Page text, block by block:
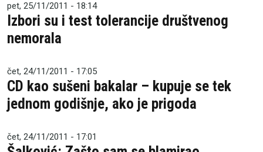
pet, 25/11/2011 - 18:14
Izbori su i test tolerancije društvenog
nemorala
čet, 24/11/2011 - 17:05
CD kao sušeni bakalar – kupuje se tek
jednom godišnje, ako je prigoda
čet, 24/11/2011 - 17:01